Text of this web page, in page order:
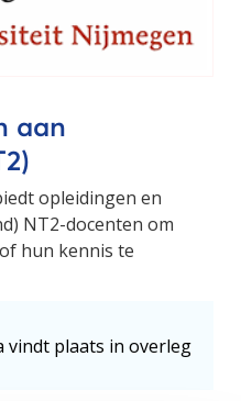
aan
opleidingen en
NT2-docenten om
hun kennis te
vindt plaats in overleg